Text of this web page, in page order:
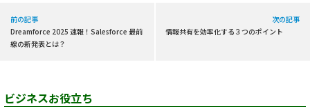
前の記事
Dreamforce 2025 速報！Salesforce 最前
線の新発表とは？
次の記事
情報共有を効率化する３つのポイント
ビジネスお役立ち